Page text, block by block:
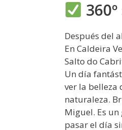
Después del
En Caldeira
Salto do
Un día
ver la belleza
naturaleza.
Miguel. Es
pasar el día